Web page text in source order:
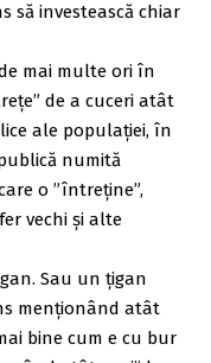
să investească chiar
mai multe ori în
de a cuceri atât
ale populației, în
numită
o ”întreține”,
vechi și alte
Sau un țigan
menționând atât
bine cum e cu bur